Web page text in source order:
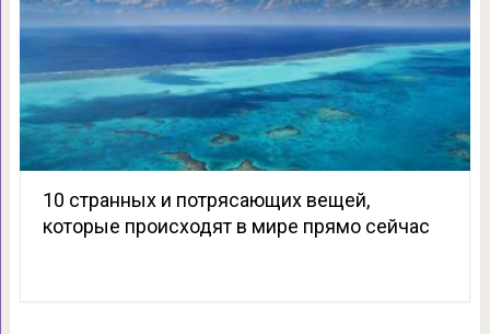
10 странных и потрясающих вещей,
которые происходят в мире прямо сейчас